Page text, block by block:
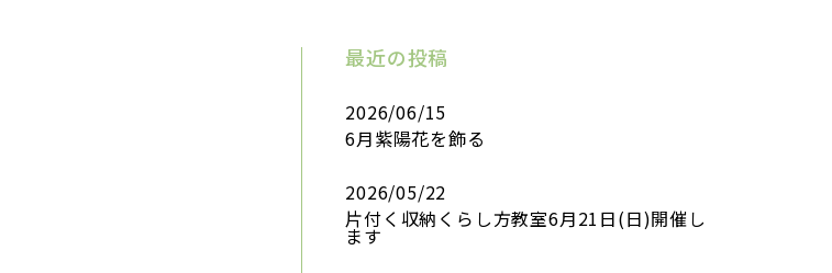
最近の投稿
2026/06/15
6月紫陽花を飾る
2026/05/22
片付く収納くらし方教室6月21日(日)開催し
ます